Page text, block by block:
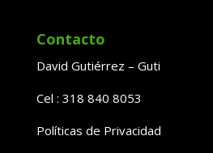
Contacto
David Gutiérrez – Guti
Cel : 318 840 8053
Políticas de Privacidad